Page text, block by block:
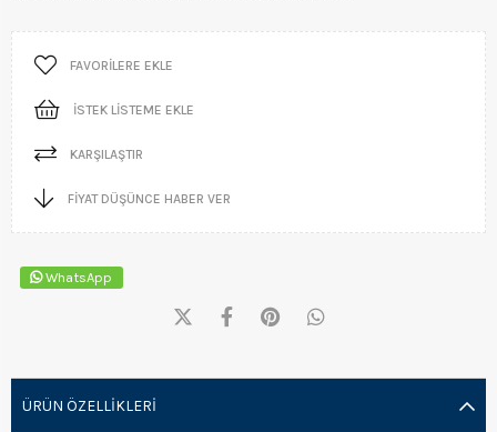
FAVORILERE EKLE
İSTEK LISTEME EKLE
KARŞILAŞTIR
FIYAT DÜŞÜNCE HABER VER
WhatsApp
ÜRÜN ÖZELLIKLERI